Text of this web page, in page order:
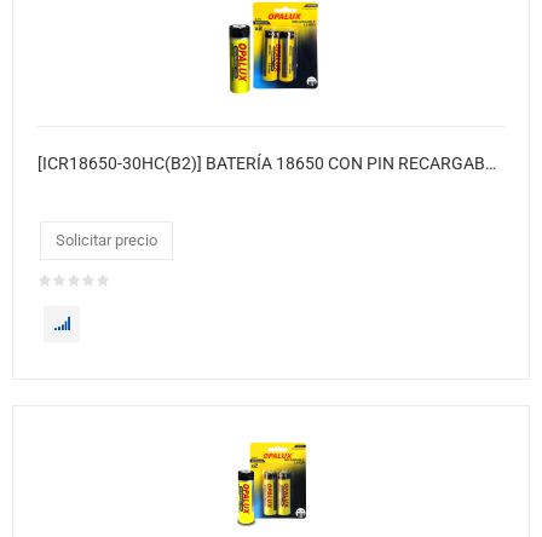
[ICR18650-30HC(B2)] BATERÍA 18650 CON PIN RECARGABLE(HC) LI-ION 3.7V
Solicitar precio